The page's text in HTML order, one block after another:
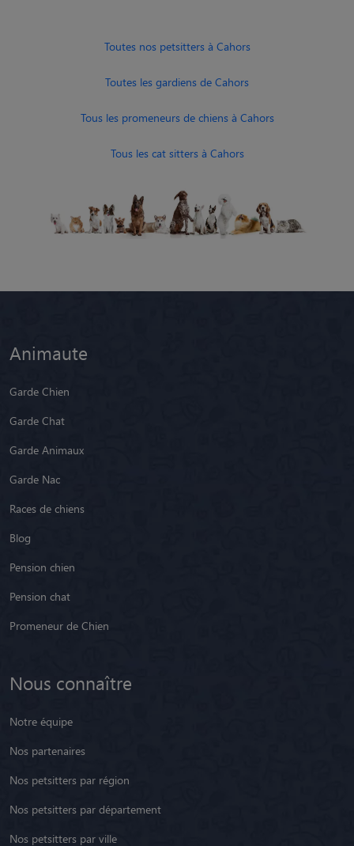
Toutes nos petsitters à Cahors
Toutes les gardiens de Cahors
Tous les promeneurs de chiens à Cahors
Tous les cat sitters à Cahors
Animaute
Garde Chien
Garde Chat
Garde Animaux
Garde Nac
Races de chiens
Blog
Pension chien
Pension chat
Promeneur de Chien
Nous connaître
Notre équipe
Nos partenaires
Nos petsitters par région
Nos petsitters par département
Nos petsitters par ville